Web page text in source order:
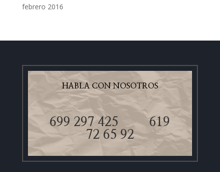
febrero 2016
HABLA CON NOSOTROS
699 297 425619
72 65 92